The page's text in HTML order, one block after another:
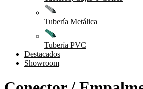
Tubería Metálica
Tubería PVC
Destacados
Showroom